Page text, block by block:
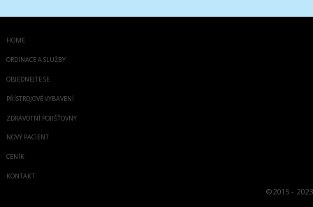
HOME
ORDINACE A SLUŽBY
OBJEDNEJTE SE
PŘÍSTROJOVÉ VYBAVENÍ
ZDRAVOTNÍ POJIŠŤOVNY
NOVÝ PACIENT
CENÍK
KONTAKT
©2015 - 2023